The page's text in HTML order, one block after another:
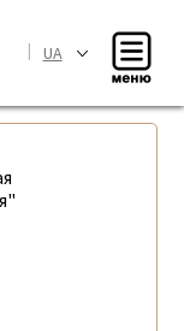
| UA